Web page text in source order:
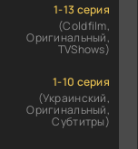
1-13 серия
(Coldfilm,
Оригинальный,
TVShows)
1-10 серия
(Украинский,
Оригинальный,
Субтитры)